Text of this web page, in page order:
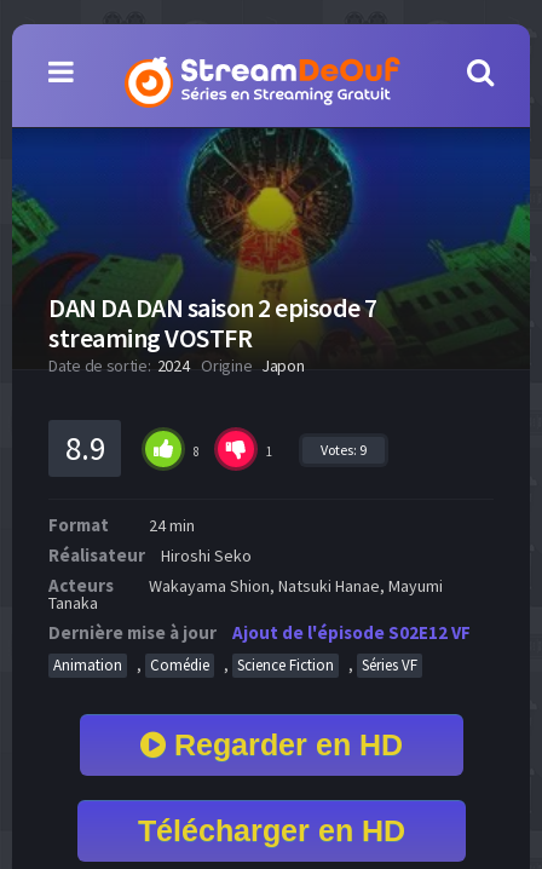
DAN DA DAN saison 2 episode 7
streaming VOSTFR
Date de sortie: 2024 Origine Japon
8.9 8 1 Votes: 9
Format 24 min
Réalisateur Hiroshi Seko
Acteurs
Tanaka
Dernière mise à jour Ajout de l'épisode S02E12 VF
Animation , Comédie , Science Fiction , Séries VF
Regarder en HD
Télécharger en HD